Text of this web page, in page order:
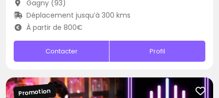
Gagny (93)
Déplacement jusqu’à 300 kms
À partir de 800€
Contacter Profil
Promotion